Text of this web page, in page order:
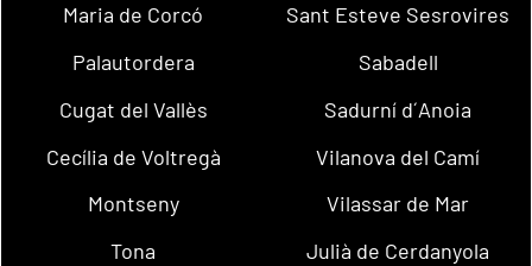
Maria de Corcó
Sant Esteve Sesrovires
Palautordera
Sabadell
Cugat del Vallès
Sadurní d´Anoia
Cecília de Voltregà
Vilanova del Camí
Montseny
Vilassar de Mar
Tona
Julià de Cerdanyola